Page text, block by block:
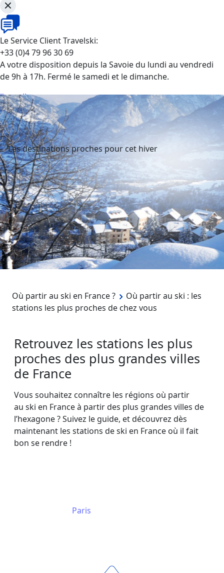
Le Service Client Travelski:
+33 (0)4 79 96 30 69
A votre disposition depuis la Savoie du lundi au vendredi
de 9h à 17h. Fermé le samedi et le dimanche.
J'appelle
Les destinations proches pour cet hiver
Où partir au ski en France ?
Où partir au ski : les
stations les plus proches de chez vous
Retrouvez les stations les plus
proches des plus grandes villes
de France
Vous souhaitez connaître les régions où partir
au ski en France à partir des plus grandes villes de
l’hexagone ? Suivez le guide, et découvrez dès
maintenant les stations de ski en France où il fait
bon se rendre !
Paris